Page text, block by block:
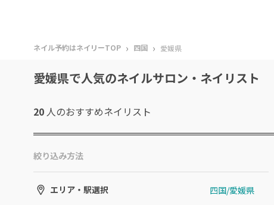
ネイル予約はネイリーTOP › 四国 › 愛媛県
愛媛県で人気のネイルサロン・ネイリスト
20 人のおすすめネイリスト
絞り込み方法
エリア・駅選択 四国/愛媛県